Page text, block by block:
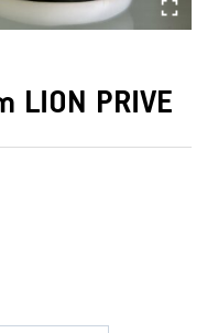
LION PRIVE